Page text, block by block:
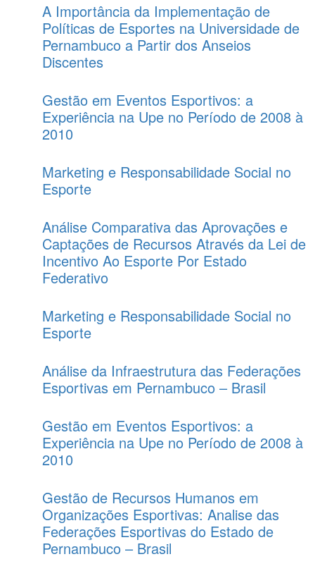
A Importância da Implementação de
Políticas de Esportes na Universidade de
Pernambuco a Partir dos Anseios
Discentes
Gestão em Eventos Esportivos: a
Experiência na Upe no Período de 2008 à
2010
Marketing e Responsabilidade Social no
Esporte
Análise Comparativa das Aprovações e
Captações de Recursos Através da Lei de
Incentivo Ao Esporte Por Estado
Federativo
Marketing e Responsabilidade Social no
Esporte
Análise da Infraestrutura das Federações
Esportivas em Pernambuco – Brasil
Gestão em Eventos Esportivos: a
Experiência na Upe no Período de 2008 à
2010
Gestão de Recursos Humanos em
Organizações Esportivas: Analise das
Federações Esportivas do Estado de
Pernambuco – Brasil